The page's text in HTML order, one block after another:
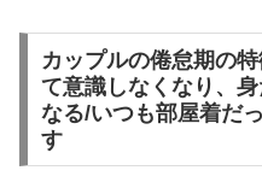
カップルの倦怠期の
て意識しなくなり、
なる/いつも部屋着だ
す